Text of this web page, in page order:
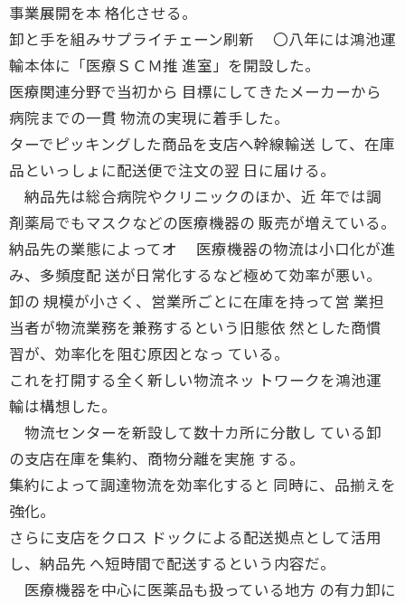
事業展開を本 格化させる。
卸と手を組みサプライチェーン刷新 〇八年には鴻池運
輸本体に「医療ＳＣＭ推 進室」を開設した。
医療関連分野で当初から 目標にしてきたメーカーから
病院までの一貫 物流の実現に着手した。
ターでピッキングした商品を支店へ幹線輸送 して、在庫
品といっしょに配送便で注文の翌 日に届ける。
納品先は総合病院やクリニックのほか、近 年では調
剤薬局でもマスクなどの医療機器の 販売が増えている。
納品先の業態によってオ 医療機器の物流は小口化が進
み、多頻度配 送が日常化するなど極めて効率が悪い。
卸の 規模が小さく、営業所ごとに在庫を持って営 業担
当者が物流業務を兼務するという旧態依 然とした商慣
習が、効率化を阻む原因となっ ている。
これを打開する全く新しい物流ネッ トワークを鴻池運
輸は構想した。
物流センターを新設して数十カ所に分散し ている卸
の支店在庫を集約、商物分離を実施 する。
集約によって調達物流を効率化すると 同時に、品揃えを
強化。
さらに支店をクロス ドックによる配送拠点として活用
し、納品先 へ短時間で配送するという内容だ。
医療機器を中心に医薬品も扱っている地方 の有力卸に